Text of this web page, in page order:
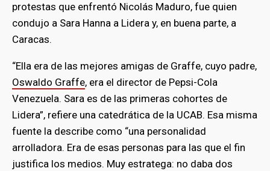
protestas que enfrentó Nicolás Maduro, fue quien
condujo a Sara Hanna a Lidera y, en buena parte, a
Caracas.
“Ella era de las mejores amigas de Graffe, cuyo padre,
Oswaldo Graffe, era el director de Pepsi-Cola
Venezuela. Sara es de las primeras cohortes de
Lidera”, refiere una catedrática de la UCAB. Esa misma
fuente la describe como “una personalidad
arrolladora. Era de esas personas para las que el fin
justifica los medios. Muy estratega: no daba dos